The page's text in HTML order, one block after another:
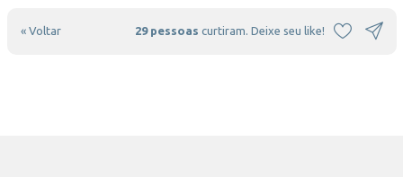
« Voltar 29 pessoas curtiram. Deixe seu like!